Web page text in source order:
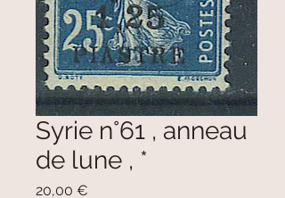
Syrie n°61 , anneau
de lune , *
20,00 €